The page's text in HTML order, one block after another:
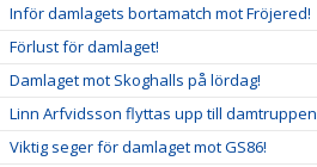
Inför damlagets bortamatch mot Fröjered!
Förlust för damlaget!
Damlaget mot Skoghalls på lördag!
Linn Arfvidsson flyttas upp till damtruppen
Viktig seger för damlaget mot GS86!